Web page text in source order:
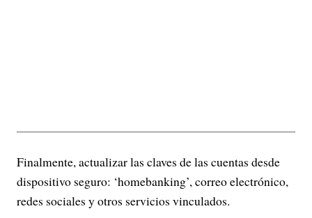
Finalmente, actualizar las claves de las cuentas desde
dispositivo seguro: ‘homebanking’, correo electrónico,
redes sociales y otros servicios vinculados.